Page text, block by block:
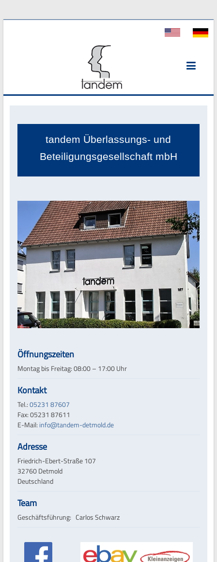
tandem Überlassungs- und
Beteiligungsgesellschaft mbH
Öffnungszeiten
Montag bis Freitag: 08:00 – 17:00 Uhr
Kontakt
Tel.:05231 87607
Fax: 05231 87611
E-Mail: info@tandem-detmold.de
Adresse
Friedrich-Ebert-Straße 107
32760 Detmold
Deutschland
Team
Geschäftsführung: Carlos Schwarz